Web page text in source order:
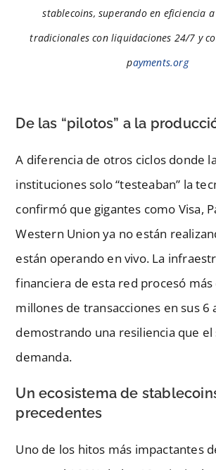
stablecoins, superando en eficiencia
tradicionales con liquidaciones 24/7 y
payments.org
De las “pilotos” a la
A diferencia de otros ciclos donde
instituciones solo “testeaban” la
confirmó que gigantes como Visa,
Western Union ya no están
están operando en vivo. La
financiera de esta red procesó
millones de transacciones en sus 6
demostrando una resiliencia que
demanda.
Un ecosistema de
precedentes
Uno de los hitos más impactantes